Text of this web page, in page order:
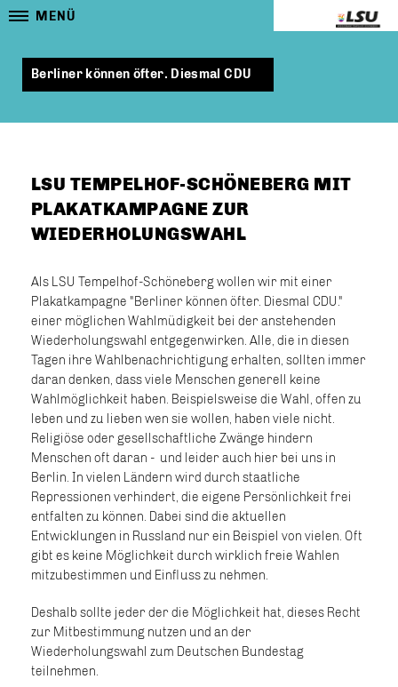
MENÜ
Berliner können öfter. Diesmal CDU
LSU TEMPELHOF-SCHÖNEBERG MIT
PLAKATKAMPAGNE ZUR
WIEDERHOLUNGSWAHL
Als LSU Tempelhof-Schöneberg wollen wir mit einer
Plakatkampagne "Berliner können öfter. Diesmal CDU."
einer möglichen Wahlmüdigkeit bei der anstehenden
Wiederholungswahl entgegenwirken. Alle, die in diesen
Tagen ihre Wahlbenachrichtigung erhalten, sollten immer
daran denken, dass viele Menschen generell keine
Wahlmöglichkeit haben. Beispielsweise die Wahl, offen zu
leben und zu lieben wen sie wollen, haben viele nicht.
Religiöse oder gesellschaftliche Zwänge hindern
Menschen oft daran - und leider auch hier bei uns in
Berlin. In vielen Ländern wird durch staatliche
Repressionen verhindert, die eigene Persönlichkeit frei
entfalten zu können. Dabei sind die aktuellen
Entwicklungen in Russland nur ein Beispiel von vielen. Oft
gibt es keine Möglichkeit durch wirklich freie Wahlen
mitzubestimmen und Einfluss zu nehmen.
Deshalb sollte jeder der die Möglichkeit hat, dieses Recht
zur Mitbestimmung nutzen und an der
Wiederholungswahl zum Deutschen Bundestag
teilnehmen.